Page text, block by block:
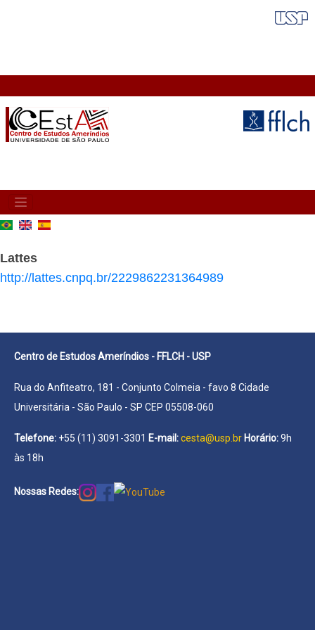
MAIN
NAVIGATION
Lattes
http://lattes.cnpq.br/2229862231364989
Centro de Estudos Ameríndios - FFLCH - USP
Rua do Anfiteatro, 181 - Conjunto Colmeia - favo 8 Cidade
Universitária - São Paulo - SP CEP 05508-060
Telefone: +55 (11) 3091-3301 E-mail:cesta@usp.br Horário:9h
às 18h
Nossas Redes: